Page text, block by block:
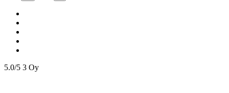
5.0/5 3 Oy